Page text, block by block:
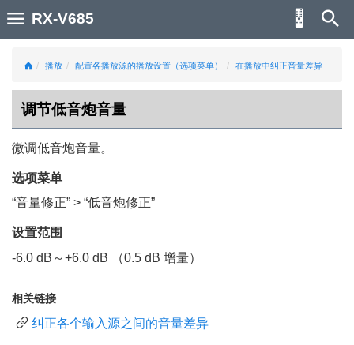
播放 配置各播放源的播放设置（选项菜单） 在播放中纠正音量差异
调节低音炮音量
微调低音炮音量。
选项菜单
“音量修正” > “低音炮修正”
设置范围
-6.0 dB～+6.0 dB （0.5 dB 增量）
相关链接
纠正各个输入源之间的音量差异
RX-V685